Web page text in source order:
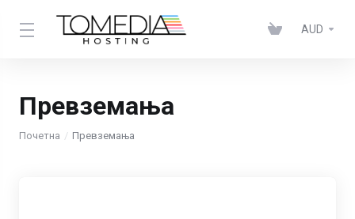
AUD
Превземања
Почетна Превземања